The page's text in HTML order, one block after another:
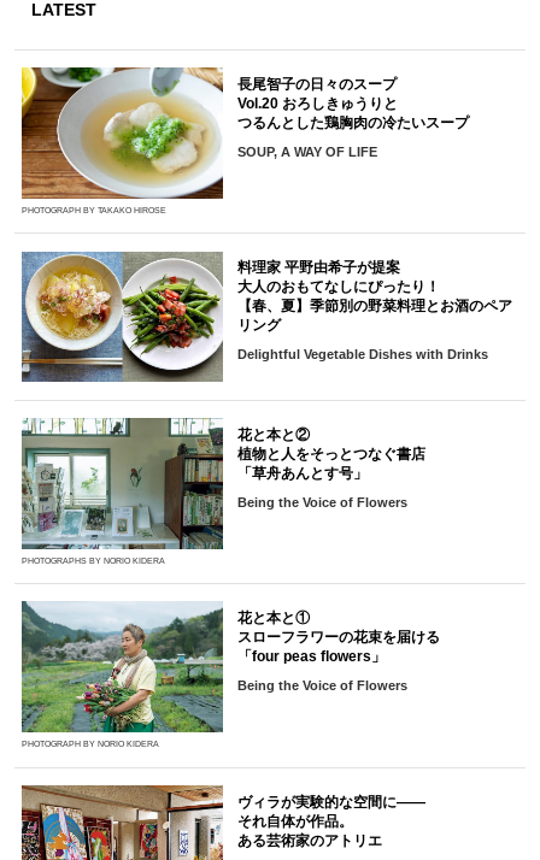
LATEST
PHOTOGRAPH BY TAKAKO HIROSE
長尾智子の日々のスープ
Vol.20 おろしきゅうりと
つるんとした鶏胸肉の冷たいスープ
SOUP, A WAY OF LIFE
料理家 平野由希子が提案
大人のおもてなしにぴったり！
【春、夏】季節別の野菜料理とお酒のペア
リング
Delightful Vegetable Dishes with Drinks
PHOTOGRAPHS BY NORIO KIDERA
花と本と②
植物と人をそっとつなぐ書店
「草舟あんとす号」
Being the Voice of Flowers
PHOTOGRAPH BY NORIO KIDERA
花と本と①
スローフラワーの花束を届ける
「four peas flowers」
Being the Voice of Flowers
ヴィラが実験的な空間に――
それ自体が作品。
ある芸術家のアトリエ